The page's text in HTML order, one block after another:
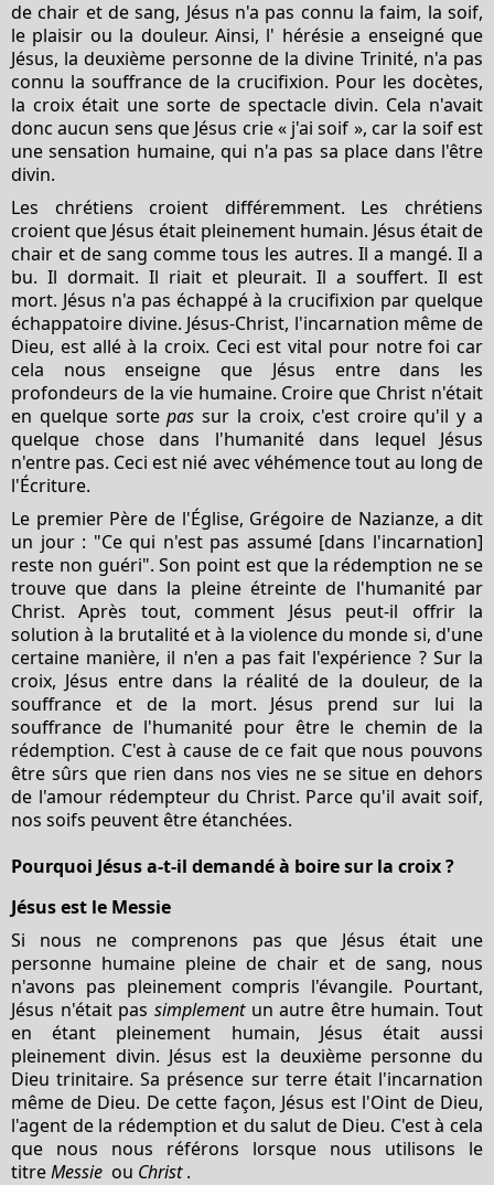
de chair et de sang, Jésus n'a pas connu la faim, la soif,
le plaisir ou la douleur. Ainsi, l' hérésie a enseigné que
Jésus, la deuxième personne de la divine Trinité, n'a pas
connu la souffrance de la crucifixion. Pour les docètes,
la croix était une sorte de spectacle divin. Cela n'avait
donc aucun sens que Jésus crie « j'ai soif », car la soif est
une sensation humaine, qui n'a pas sa place dans l'être
divin.
Les chrétiens croient différemment. Les chrétiens
croient que Jésus était pleinement humain. Jésus était de
chair et de sang comme tous les autres. Il a mangé. Il a
bu. Il dormait. Il riait et pleurait. Il a souffert. Il est
mort. Jésus n'a pas échappé à la crucifixion par quelque
échappatoire divine. Jésus-Christ, l'incarnation même de
Dieu, est allé à la croix. Ceci est vital pour notre foi car
cela nous enseigne que Jésus entre dans les
profondeurs de la vie humaine. Croire que Christ n'était
en quelque sortepas sur la croix, c'est croire qu'il y a
quelque chose dans l'humanité dans lequel Jésus
n'entre pas. Ceci est nié avec véhémence tout au long de
l'Écriture.
Le premier Père de l'Église, Grégoire de Nazianze, a dit
un jour : "Ce qui n'est pas assumé [dans l'incarnation]
reste non guéri". Son point est que la rédemption ne se
trouve que dans la pleine étreinte de l'humanité par
Christ. Après tout, comment Jésus peut-il offrir la
solution à la brutalité et à la violence du monde si, d'une
certaine manière, il n'en a pas fait l'expérience ? Sur la
croix, Jésus entre dans la réalité de la douleur, de la
souffrance et de la mort. Jésus prend sur lui la
souffrance de l'humanité pour être le chemin de la
rédemption. C'est à cause de ce fait que nous pouvons
être sûrs que rien dans nos vies ne se situe en dehors
de l'amour rédempteur du Christ. Parce qu'il avait soif,
nos soifs peuvent être étanchées.
Pourquoi Jésus a-t-il demandé à boire sur la croix ?
Jésus est le Messie
Si nous ne comprenons pas que Jésus était une
personne humaine pleine de chair et de sang, nous
n'avons pas pleinement compris l'évangile. Pourtant,
Jésus n'était pas simplementun autre être humain. Tout
en étant pleinement humain, Jésus était aussi
pleinement divin. Jésus est la deuxième personne du
Dieu trinitaire. Sa présence sur terre était l'incarnation
même de Dieu. De cette façon, Jésus est l'Oint de Dieu,
l'agent de la rédemption et du salut de Dieu. C'est à cela
que nous nous référons lorsque nous utilisons le
titreMessie ou Christ.